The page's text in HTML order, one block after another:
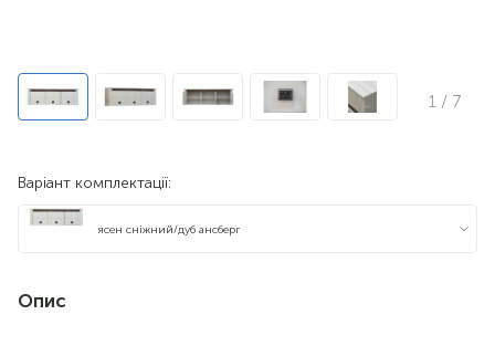
1 / 7
Варіант комплектації:
ясен сніжний/дуб ансберг
Опис